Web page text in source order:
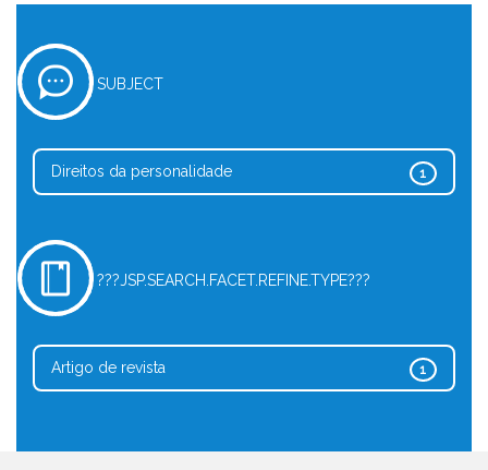
SUBJECT
1
Direitos da personalidade
???JSP.SEARCH.FACET.REFINE.TYPE???
1
Artigo de revista